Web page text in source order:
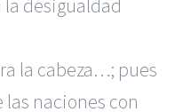
desigualdad
la cabeza…; pues
naciones con
Abogados Murcia|